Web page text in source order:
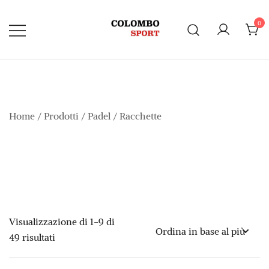
contenuto
0
Home / Prodotti / Padel / Racchette
Visualizzazione di 1-9 di
49 risultati